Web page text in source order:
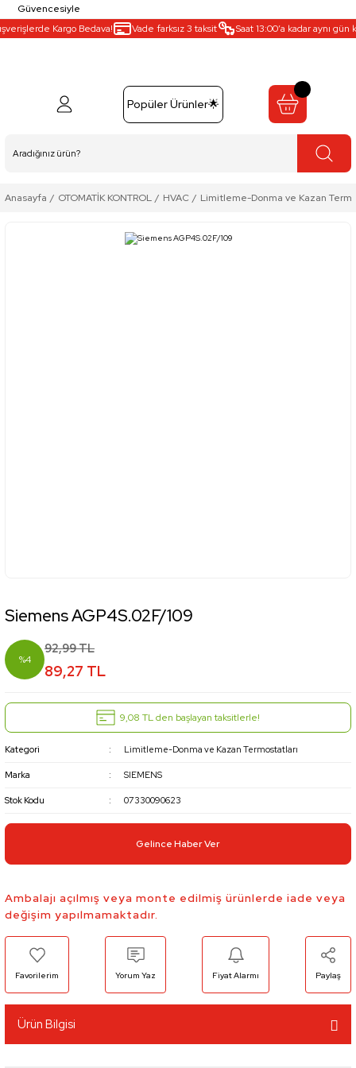
Güvencesiyle
Kargo Bedava!
Vade farksız 3 taksit Saat 13:00’a kadar aynı gün
Popüler Ürünler🌟
Anasayfa OTOMATİK KONTROL HVAC Limitleme-Donma ve Kazan
Siemens AGP4S.02F/109
%4
92,99 TL
89,27 TL
9,08 TL den başlayan taksitlerle!
Kategori Limitleme-Donma ve Kazan Termostatları
Marka SIEMENS
Stok Kodu 07330090623
Gelince Haber Ver
Ambalajı açılmış veya monte edilmiş ürünlerde iade veya
değişim yapılmamaktadır.
Yorum Yaz Fiyat Alarmı Paylaş
Ürün Bilgisi